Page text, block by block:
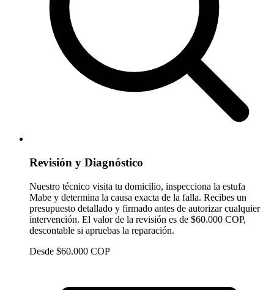
Revisión y Diagnóstico
Nuestro técnico visita tu domicilio, inspecciona la estufa
Mabe y determina la causa exacta de la falla. Recibes un
presupuesto detallado y firmado antes de autorizar cualquier
intervención. El valor de la revisión es de $60.000 COP,
descontable si apruebas la reparación.
Desde $60.000 COP